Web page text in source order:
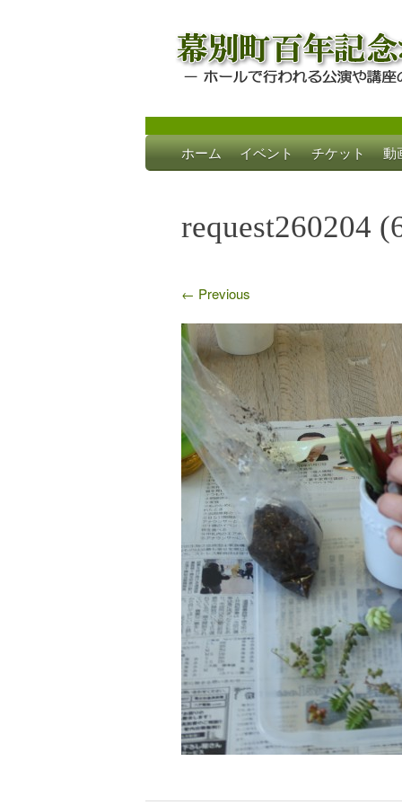
幕別町百年記
ホールで行われる公演や講座のご案内
Skip
to
ホーム イベント チケット 動
request260204
← Previous